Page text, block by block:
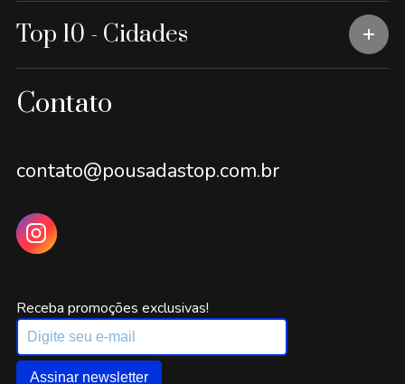
Top 10 - Cidades
Contato
contato@pousadastop.com.br
Receba promoções exclusivas!
Assinar newsletter